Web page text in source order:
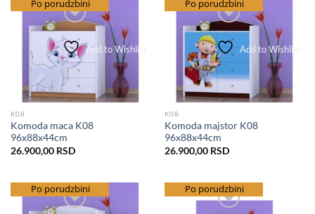
besplatna dostava
Po porudzbini
Add to Wishlist
K08
Komoda maca K08
96x88x44cm
26.900,00 RSD
besplatna dostava
Po porudzbini
Add to Wishlist
K08
Komoda majstor K08
96x88x44cm
26.900,00 RSD
besplatna dostava
Po porudzbini besplatna dostava
Po porudzbini